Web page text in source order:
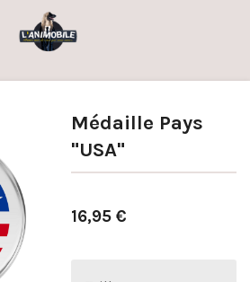
Médaille Pays
"USA"
16,95 €